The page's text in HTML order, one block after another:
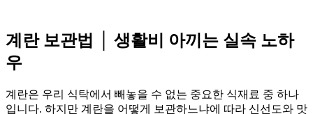
계란 보관법 │ 생활비 아끼는 실속 노하
우
계란은 우리 식탁에서 빼놓을 수 없는 중요한 식재료 중 하나
입니다. 하지만 계란을 어떻게 보관하느냐에 따라 신선도와 맛